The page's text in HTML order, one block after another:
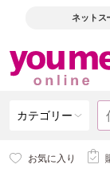
ネットス
カテゴリー
お気に入り